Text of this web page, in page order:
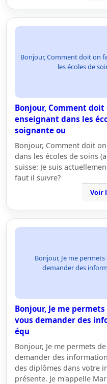
Bonjour, Comment doit on
les écoles de
Bonjour, Comment
enseignant dans les
soignante ou
Bonjour, Comment doit
dans les écoles de soins
suisse: Je suis
faut il suivre?
Voir
Bonjour, Je me
demander des
Bonjour, Je me
vous demander des
équ
Bonjour, Je me permets
demander des
des diplômes dans votre
présente. Je m'appelle